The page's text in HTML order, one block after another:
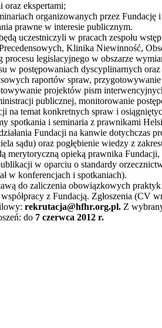
oraz ekspertami;
organizowanych przez Fundację
prawne w interesie publicznym.
uczestniczyli w pracach zespołu
Klinika Niewinność,
procesu legislacyjnego w obszarze
w postępowaniach dyscyplinarnych
raportów spraw,
projektów pism
publicznej, monitorowanie
na temat konkretnych spraw i
spotkania i seminaria z prawnikami
Fundacji na kanwie dotychczas
sądu) oraz pogłębienie wiedzy z
merytoryczną opieką prawnika
w oparciu o standardy
w konferencjach i spotkaniach).
do zaliczenia obowiązkowych
z Fundacją. Zgłoszenia (CV
rekrutacja@hfhr.org.pl. Z
do 7 czerwca 2012 r.